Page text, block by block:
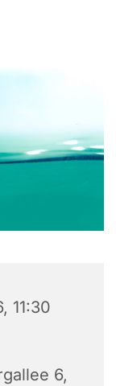
11:30
6,